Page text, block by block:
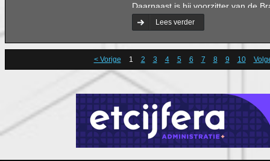
Daarnaast is hij voorzitter van de
Werkgeversvereniging afdeling ’s-
was hij vijftien jaar lang voorzitter
Ondernemers Contact.
Lees verder
< Vorige 1 2 3 4 5 6 7 8 9 10